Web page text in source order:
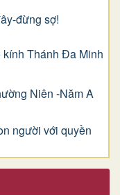
đừng sợ!
Thánh Đa Minh
Niên -Năm A
người với quyền